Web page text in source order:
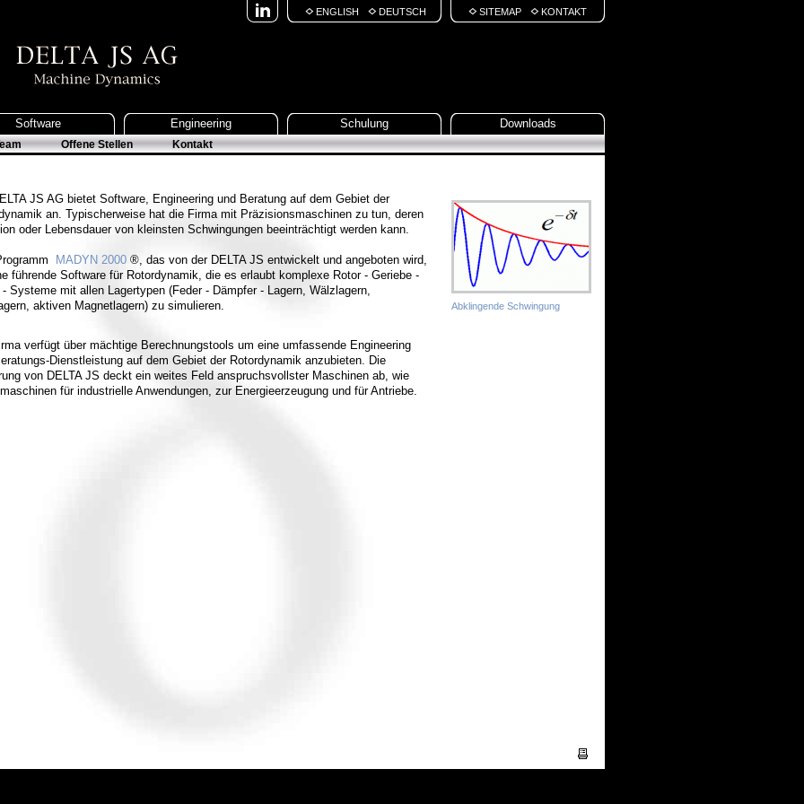
ENGLISH DEUTSCH SITEMAP KONTAKT
Software Engineering Schulung Downloads
Offene Stellen Kontakt
JS AG bietet Software, Engineering und Beratung auf dem Gebiet der
an. Typischerweise hat die Firma mit Präzisionsmaschinen zu tun, deren
oder Lebensdauer von kleinsten Schwingungen beeinträchtigt werden kann.
MADYN 2000 ®, das von der DELTA JS entwickelt und angeboten wird,
führende Software für Rotordynamik, die es erlaubt komplexe Rotor - Geriebe -
- Systeme mit allen Lagertypen (Feder - Dämpfer - Lagern, Wälzlagern,
aktiven Magnetlagern) zu simulieren.
verfügt über mächtige Berechnungstools um eine umfassende Engineering
Dienstleistung auf dem Gebiet der Rotordynamik anzubieten. Die
von DELTA JS deckt ein weites Feld anspruchsvollster Maschinen ab, wie
für industrielle Anwendungen, zur Energieerzeugung und für Antriebe.
Abklingende Schwingung